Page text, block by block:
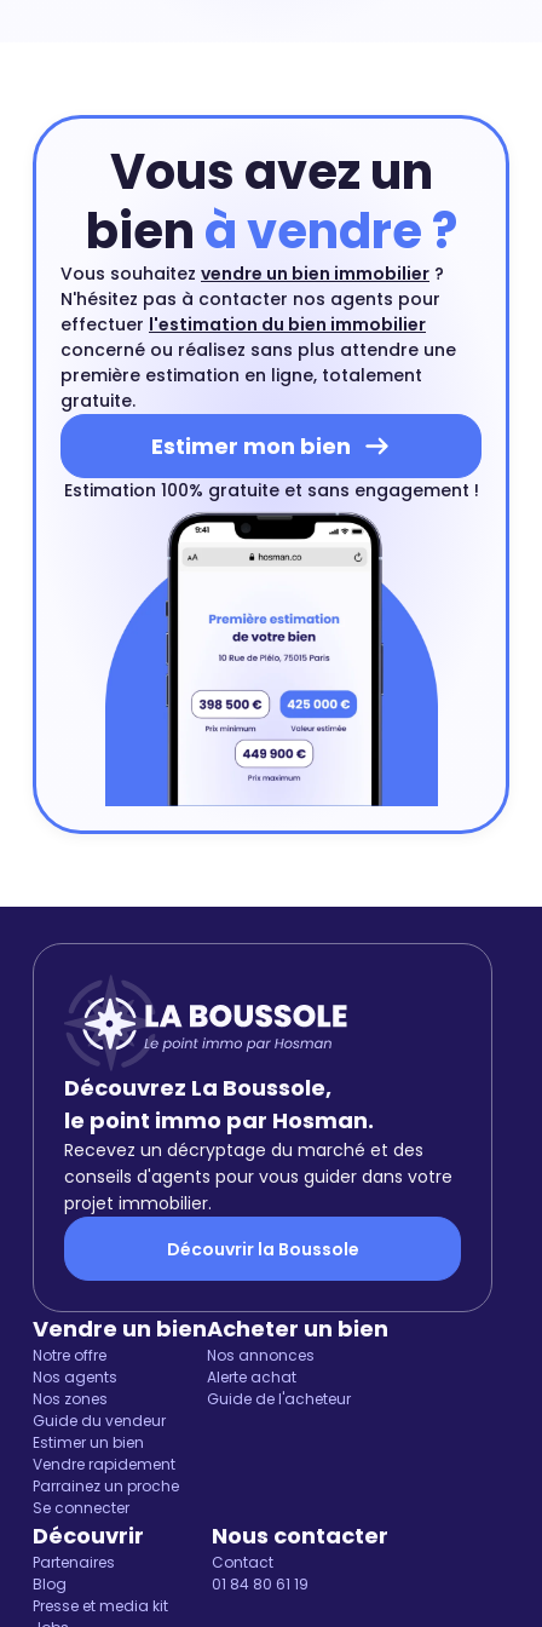
du quartier.
Vous avez un
bienà vendre ?
Vous souhaitez vendre un bien immobilier ?
N'hésitez pas à contacter nos agents pour
effectuer l'estimation du bien immobilier
concerné ou réalisez sans plus attendre une
première estimation en ligne, totalement
gratuite.
Estimer mon bien
Estimation 100% gratuite et sans engagement !
Découvrez La Boussole,
le point immo par Hosman.
Recevez un décryptage du marché et des
conseils d'agents pour vous guider dans votre
projet immobilier.
Découvrir la Boussole
Vendre un bien
Notre offre
Nos agents
Nos zones
Guide du vendeur
Estimer un bien
Vendre rapidement
Parrainez un proche
Se connecter
Acheter un bien
Nos annonces
Alerte achat
Guide de l'acheteur
Découvrir
Partenaires
Blog
Presse et media kit
Nous contacter
Contact
01 84 80 61 19